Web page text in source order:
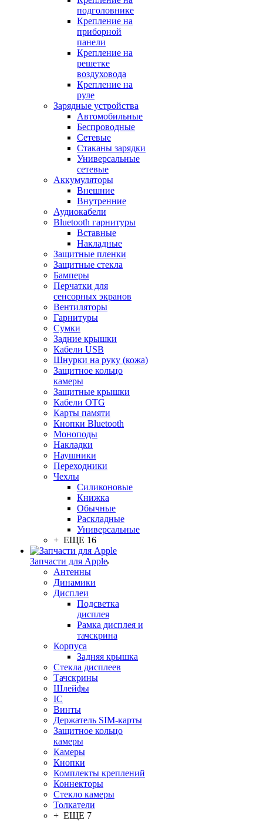
подголовнике
Крепление на
приборной
панели
Крепление на
решетке
воздуховода
Крепление на
руле
Зарядные устройства
Автомобильные
Беспроводные
Сетевые
Стаканы зарядки
Универсальные
сетевые
Аккумуляторы
Внешние
Внутренние
Аудиокабели
Bluetooth гарнитуры
Вставные
Накладные
Защитные пленки
Защитные стекла
Бамперы
Перчатки для
сенсорных экранов
Вентиляторы
Гарнитуры
Сумки
Задние крышки
Кабели USB
Шнурки на руку (кожа)
Защитное кольцо
камеры
Защитные крышки
Кабели OTG
Карты памяти
Кнопки Bluetooth
Моноподы
Накладки
Наушники
Переходники
Чехлы
Силиконовые
Книжка
Обычные
Раскладные
Универсальные
+ ЕЩЕ 16
Запчасти для Apple
Антенны
Динамики
Дисплеи
Подсветка
дисплея
Рамка дисплея и
тачскрина
Корпуса
Задняя крышка
Стекла дисплеев
Тачскрины
Шлейфы
IC
Винты
Держатель SIM-карты
Защитное кольцо
камеры
Камеры
Кнопки
Комплекты креплений
Коннекторы
Стекло камеры
Толкатели
+ ЕЩЕ 7